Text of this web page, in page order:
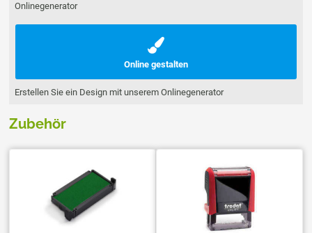
Onlinegenerator
Online gestalten
Erstellen Sie ein Design mit unserem Onlinegenerator
Zubehör